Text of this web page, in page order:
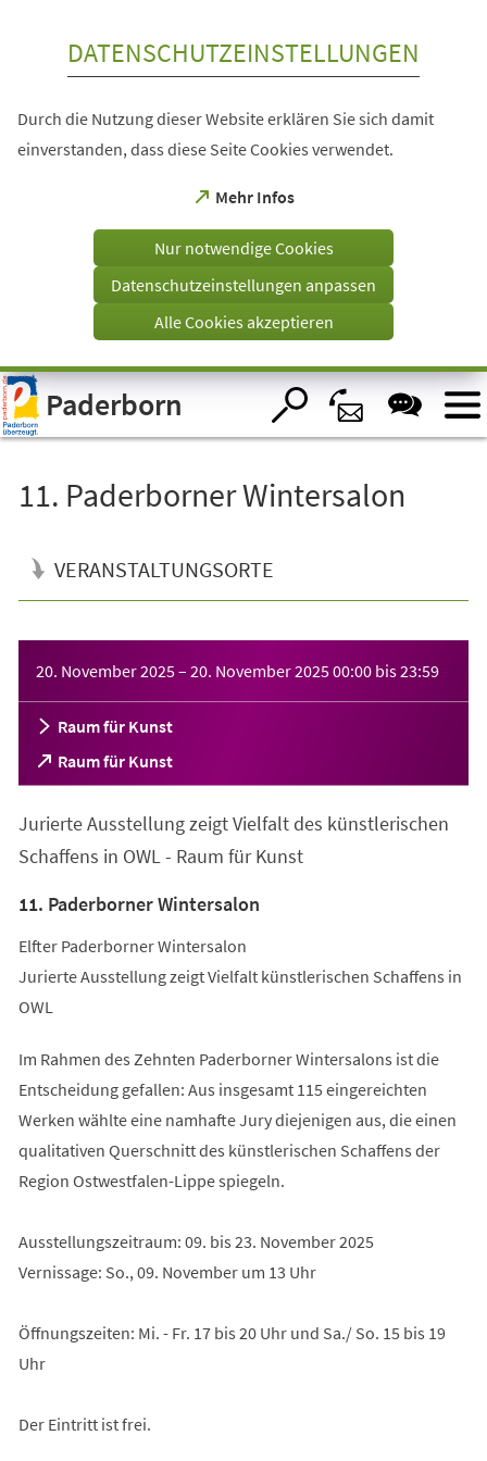
Visuelle
Assistenzsoftware
öffnen.
DATENSCHUTZEINSTELLUNGEN
Durch die Nutzung dieser Website erklären Sie sich damit
einverstanden, dass diese Seite Cookies verwendet.
Mehr Infos
(Öffnet
einem
Tab)
Nur notwendige Cookies
Datenschutzeinstellungen anpassen
Alle Cookies akzeptieren
Paderborn
11. Paderborner Wintersalon
VERANSTALTUNGSORTE
20. November 2025– 20. November 202500:00 bis23:59
Raum für Kunst
Raum für Kunst
(Öffnet
in
neuen
Tab)
Jurierte Ausstellung zeigt Vielfalt des künstlerischen
Schaffens in OWL - Raum für Kunst
11. Paderborner Wintersalon
Elfter Paderborner Wintersalon
Jurierte Ausstellung zeigt Vielfalt künstlerischen Schaffens in
OWL
Im Rahmen des Zehnten Paderborner Wintersalons ist die
Entscheidung gefallen: Aus insgesamt 115 eingereichten
Werken wählte eine namhafte Jury diejenigen aus, die einen
qualitativen Querschnitt des künstlerischen Schaffens der
Region Ostwestfalen-Lippe spiegeln.
Ausstellungszeitraum: 09. bis 23. November 2025
Vernissage: So., 09. November um 13 Uhr
Öffnungszeiten: Mi. - Fr. 17 bis 20 Uhr und Sa./ So. 15 bis 19
Uhr
Der Eintritt ist frei.